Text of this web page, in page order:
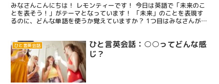
みなさんこんにちは！ レモンティーです！ 今日は英語で「未来のこ
とを表そう！」がテーマとなっています！ 「未来」のことを表現す
るのに、どんな単語を使うか覚えていますか？ 1つ目はみなさんが良
ひと言英会話
ひと言英会話：○○ってどんな感
じ？